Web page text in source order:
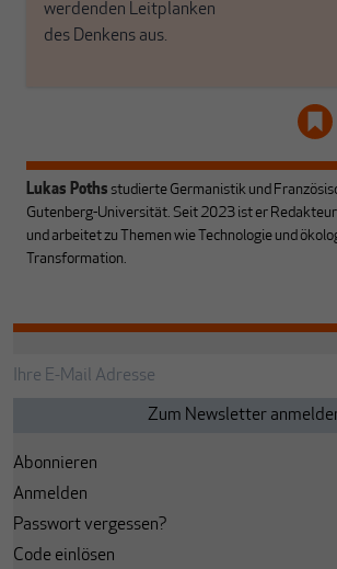
werdenden Leitplanken
des Denkens aus.
Lukas Poths studierte Germanistik und
Gutenberg-Universität. Seit 2023 ist er
und arbeitet zu Themen wie Technologie und
Transformation.
Abonnieren
Anmelden
Passwort vergessen?
Code einlösen